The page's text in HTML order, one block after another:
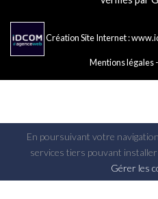
Création Site Internet :
Mentions légales-
En poursuivant votre
services tiers pouvant installer
Gérer les